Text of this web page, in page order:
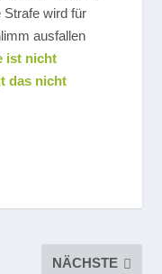
Strafe wird für
ausfallen
ist nicht
das nicht
NÄCHSTE